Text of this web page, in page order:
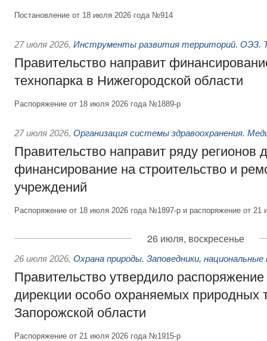
Постановление от 18 июля 2026 года №914
27 июля 2026, Инструменты развития территорий. ОЭЗ.
Правительство направит
технопарка в Нижегородской области
Распоряжение от 18 июля 2026 года №1889-р
27 июля 2026, Организация системы здравоохранения.
Правительство направит ряду регионов
финансирование на строительство и
учреждений
Распоряжение от 18 июля 2026 года №1897-р и распоряжение от
26 июля, воскресенье
26 июля 2026, Охрана природы. Заповедники, национальные
Правительство утвердило
дирекции особо охраняемых природных
Запорожской области
Распоряжение от 21 июля 2026 года №1915-р